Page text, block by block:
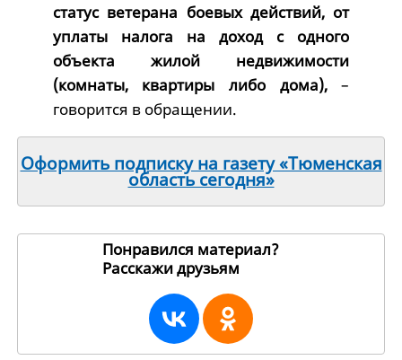
статус ветерана боевых действий, от
уплаты налога на доход с одного
объекта жилой недвижимости
(комнаты, квартиры либо дома),–
говорится в обращении.
Оформить подписку на газету «Тюменская
область сегодня»
Понравился материал?
Расскажи друзьям